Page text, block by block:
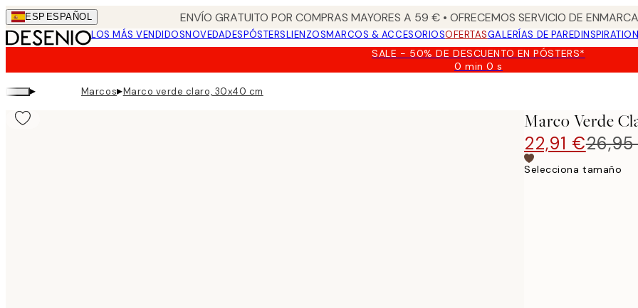
Skip
to
main
ESP ESPAÑOL ENVÍO GRATUITO POR COMPRAS MAYORES A 59 € • OFRECEMOS SERVICIO DE
LOS MÁS VENDIDOSNOVEDADESPÓSTERSLIENZOSMARCOS & ACCESORIOSOFERTASGALERÍAS DE PARED
SALE - 50% DE DESCUENTO EN PÓSTERS*
0 min0 s
Válido
▸ Marcos▸Marco verde claro, 30x40 cm
Marco Verde
22,91 €
Selecciona tamaño